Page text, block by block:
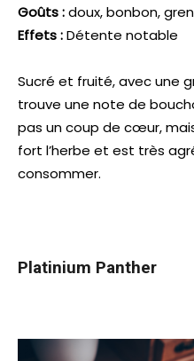
Goûts :doux, bonbon,
Effets :Détente notable
Sucré et fruité, avec une
trouve une note de
pas un coup de cœur,
fort l’herbe et est très
consommer.
Platinium Panther